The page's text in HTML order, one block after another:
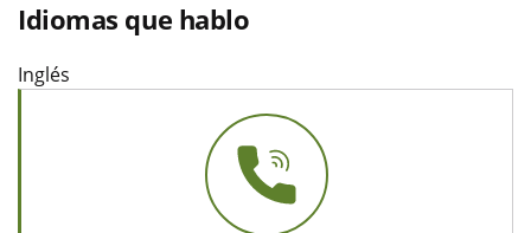
Idiomas que hablo
Inglés